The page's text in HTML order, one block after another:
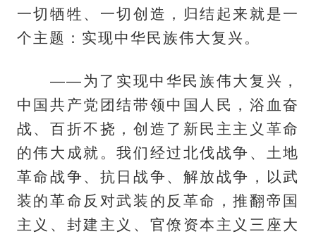
一切牺牲、一切创造，归结起来就是一
个主题：实现中华民族伟大复兴。
——为了实现中华民族伟大复兴，
中国共产党团结带领中国人民，浴血奋
战、百折不挠，创造了新民主主义革命
的伟大成就。我们经过北伐战争、土地
革命战争、抗日战争、解放战争，以武
装的革命反对武装的反革命，推翻帝国
主义、封建主义、官僚资本主义三座大